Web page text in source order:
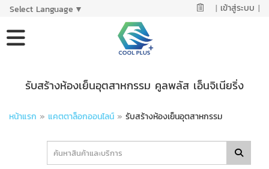
Select Language ▼ | เข้าสู่ระบบ |
รับสร้างห้องเย็นอุตสาหกรรม คูลพลัส เอ็นจิเนียริ่ง
หน้าแรก » แคตตาล็อกออนไลน์ » รับสร้างห้องเย็นอุตสาหกรรม